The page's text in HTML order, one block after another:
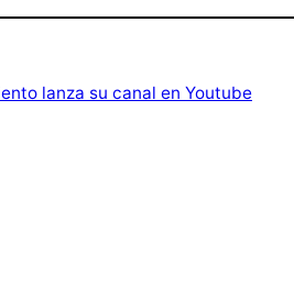
lanza su canal en Youtube